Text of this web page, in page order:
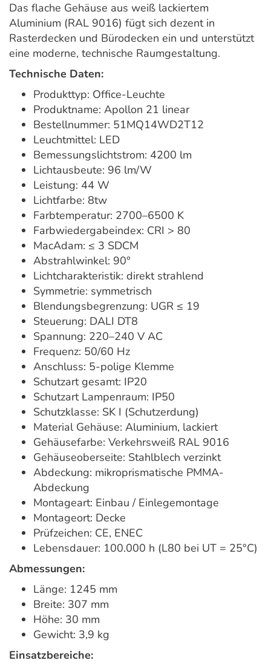
Das flache Gehäuse aus weiß lackiertem
Aluminium (RAL 9016) fügt sich dezent in
Rasterdecken und Bürodecken ein und unterstützt
eine moderne, technische Raumgestaltung.
Technische Daten:
Produkttyp: Office-Leuchte
Produktname: Apollon 21 linear
Bestellnummer: 51MQ14WD2T12
Leuchtmittel: LED
Bemessungslichtstrom: 4200 lm
Lichtausbeute: 96 lm/W
Leistung: 44 W
Lichtfarbe: 8tw
Farbtemperatur: 2700–6500 K
Farbwiedergabeindex: CRI > 80
MacAdam: ≤ 3 SDCM
Abstrahlwinkel: 90°
Lichtcharakteristik: direkt strahlend
Symmetrie: symmetrisch
Blendungsbegrenzung: UGR ≤ 19
Steuerung: DALI DT8
Spannung: 220–240 V AC
Frequenz: 50/60 Hz
Anschluss: 5-polige Klemme
Schutzart gesamt: IP20
Schutzart Lampenraum: IP50
Schutzklasse: SK I (Schutzerdung)
Material Gehäuse: Aluminium, lackiert
Gehäusefarbe: Verkehrsweiß RAL 9016
Gehäuseoberseite: Stahlblech verzinkt
Abdeckung: mikroprismatische PMMA-
Abdeckung
Montageart: Einbau / Einlegemontage
Montageort: Decke
Prüfzeichen: CE, ENEC
Lebensdauer: 100.000 h (L80 bei UT = 25°C)
Abmessungen:
Länge: 1245 mm
Breite: 307 mm
Höhe: 30 mm
Gewicht: 3,9 kg
Einsatzbereiche: